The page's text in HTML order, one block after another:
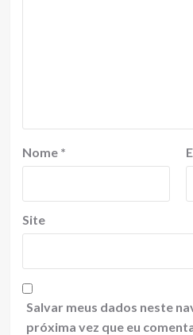
Nome *
Site
Salvar meus dados neste
próxima vez que eu